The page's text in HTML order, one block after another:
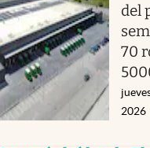
del
70
2026